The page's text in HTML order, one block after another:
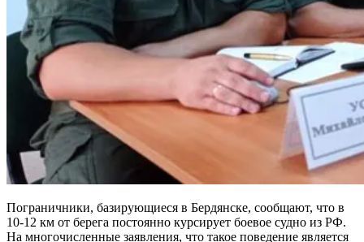
Пограничники, базирующиеся в Бердянске, сообщают, что в
10-12 км от берега постоянно курсирует боевое судно из РФ.
На многочисленные заявления, что такое поведение является